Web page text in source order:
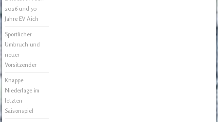
2026 und 50
Jahre EV Aich
Sportlicher
Umbruch und
neuer
Vorsitzender
Knappe
Niederlage im
letzten
Saisonspiel